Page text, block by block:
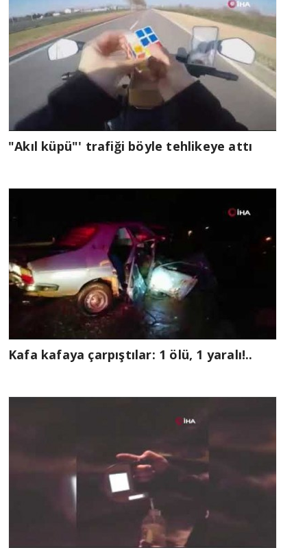
"Akıl küpü"' trafiği böyle tehlikeye attı
Kafa kafaya çarpıştılar: 1 ölü, 1 yaralı!..